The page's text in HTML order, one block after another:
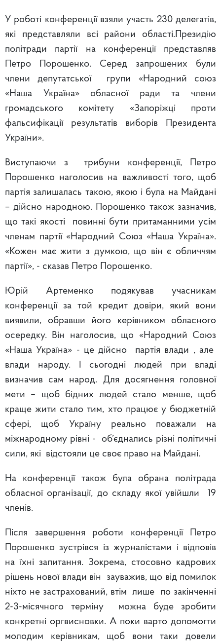
У роботі конференції взяли участь 230 делегатів,
які представляли всі райони області.Президію
політради партії на конференції представляв
Петро Порошенко. Серед запрошених були
члени депутатської групи «Народний союз
«Наша Україна» обласної ради та члени
громадського комітету «Запоріжці проти
фальсифікації результатів виборів Президента
України».
Виступаючи з трибуни конференції, Петро
Порошенко наголосив на важливості того, щоб
партія залишалась такою, якою і була на Майдані
– дійсно народною. Порошенко також зазначив,
що такі якості повинні бути притаманними усім
членам партії «Народний Союз «Наша Україна».
«Кожен має жити з думкою, що він є обличчям
партії», - сказав Петро Порошенко.
Юрій Артеменко подякував учасникам
конференції за той кредит довіри, який вони
виявили, обравши його керівником обласного
осередку. Він наголосив, що «Народний Союз
«Наша Україна» - це дійсно партія влади , але
влади народу. І сьогодні людей при владі
визначив сам народ. Для досягнення головної
мети – щоб бідних людей стало менше, щоб
краще жити стало тим, хто працює у бюджетній
сфері, щоб Україну реально поважали на
міжнародному рівні - об’єднались різні політичні
сили, які відстояли це своє право на Майдані.
На конференції також була обрана політрада
обласної організації, до складу якої увійшли 19
членів.
Після завершення роботи конференції Петро
Порошенко зустрівся із журналістами і відповів
на їхні запитання. Зокрема, стосовно кадрових
рішень нової влади він зауважив, що від помилок
ніхто не застрахований, втім лише по закінченні
2-3-місячного терміну можна буде зробити
конкретні оргвисновки. А поки варто допомогти
молодим керівникам, щоб вони таки довели